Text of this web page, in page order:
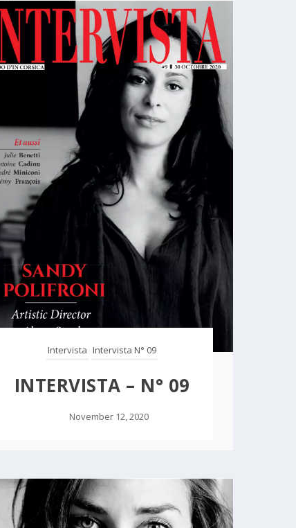
Intervista Intervista N° 09
INTERVISTA – N° 09
November 12, 2020